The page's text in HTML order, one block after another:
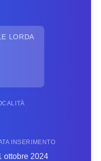
LORDA
INSERIMENTO
ottobre 2024